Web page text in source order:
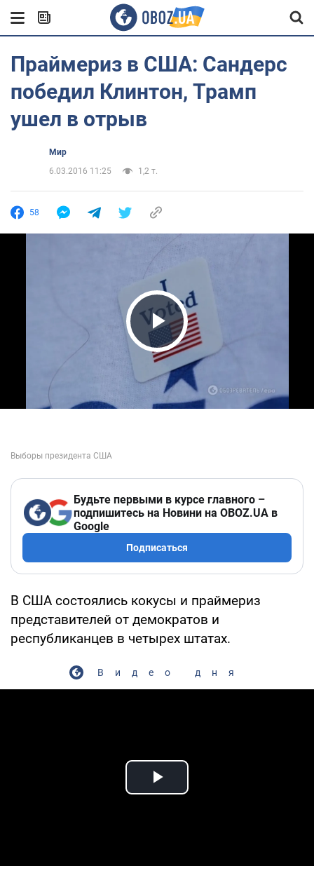
Праймериз в США: Сандерс
победил Клинтон, Трамп
ушел в отрыв
Мир
6.03.2016 11:25
1,2 т.
58
Play Video
Будьте первыми в курсе главного –
подпишитесь на Новини на OBOZ.UA в
Google
Подписаться
В США состоялись кокусы и праймериз
представителей от демократов и
республиканцев в четырех штатах.
Видео дня
Play Video